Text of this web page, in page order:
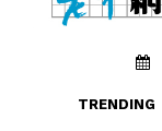
TRENDING